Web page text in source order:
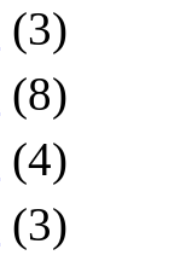
(3)
(8)
(4)
(3)